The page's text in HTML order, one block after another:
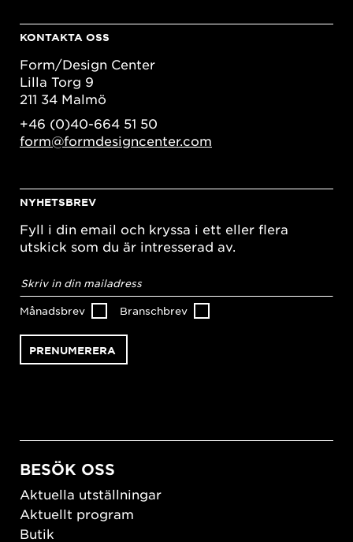
KONTAKTA OSS
Form/Design Center
Lilla Torg 9
211 34 Malmö
+46 (0)40-664 51 50
form@formdesigncenter.com
NYHETSBREV
Fyll i din email och kryssa i ett eller flera
utskick som du är intresserad av.
postadress*
Månadsbrev Branschbrev
BESÖK OSS
Aktuella utställningar
Aktuellt program
Butik